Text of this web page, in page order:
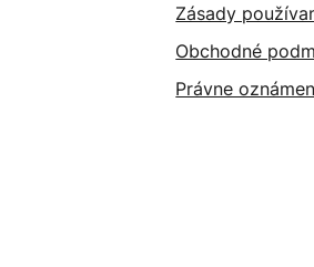
Zásady
Obchodné
Právne